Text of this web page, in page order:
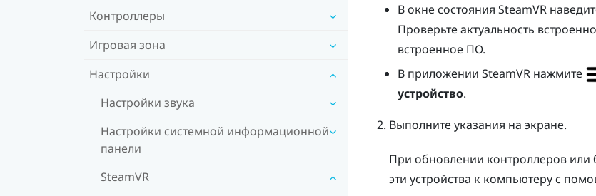
Контроллеры
Игровая зона
Настройки
Настройки звука
Настройки системной информационной
панели
SteamVR
В окне состоянияSteamVR
Проверьте актуальность
встроенное ПО.
В приложенииSteamVR нажмите
устройство.
Выполните указания на экране.
При обновлении контроллеров или
эти устройства к компьютеру с